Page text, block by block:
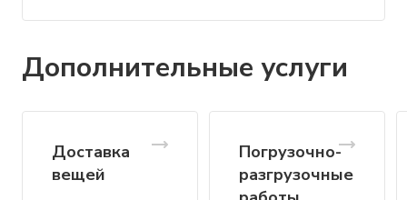
Дополнительные услуги
Доставка
вещей
Погрузочно-
разгрузочные